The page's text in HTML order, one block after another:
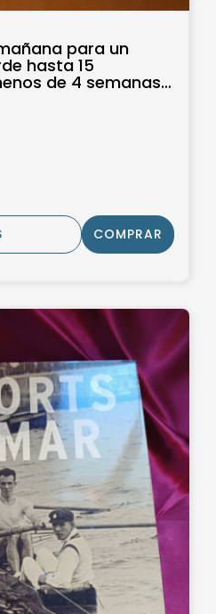
para un
hasta 15
de 4 semanas.
COMPRAR